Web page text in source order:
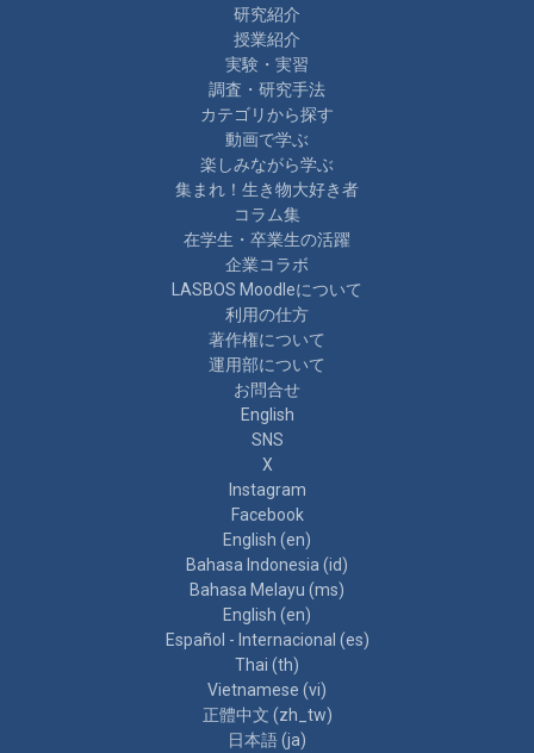
研究紹介
授業紹介
実験・実習
調査・研究手法
カテゴリから探す
動画で学ぶ
楽しみながら学ぶ
集まれ！生き物大好き者
コラム集
在学生・卒業生の活躍
企業コラボ
LASBOS Moodleについて
利用の仕方
著作権について
運用部について
お問合せ
English
SNS
X
Instagram
Facebook
English ‎(en)‎
Bahasa Indonesia ‎(id)‎
Bahasa Melayu ‎(ms)‎
English ‎(en)‎
Español - Internacional ‎(es)‎
Thai ‎(th)‎
Vietnamese ‎(vi)‎
正體中文 ‎(zh_tw)‎
日本語 ‎(ja)‎